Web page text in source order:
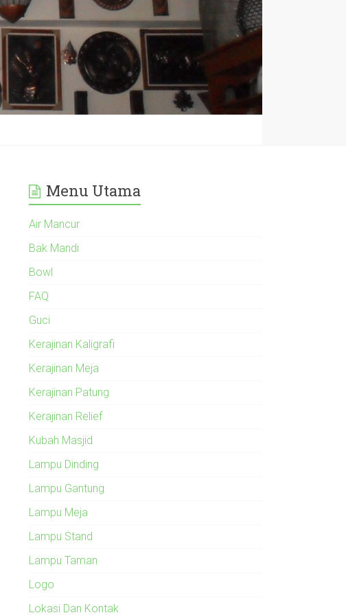
Menu Utama
Air Mancur
Bak Mandi
Bowl
FAQ
Guci
Kerajinan Kaligrafi
Kerajinan Meja
Kerajinan Patung
Kerajinan Relief
Kubah Masjid
Lampu Dinding
Lampu Gantung
Lampu Meja
Lampu Stand
Lampu Taman
Logo
Lokasi Dan Kontak